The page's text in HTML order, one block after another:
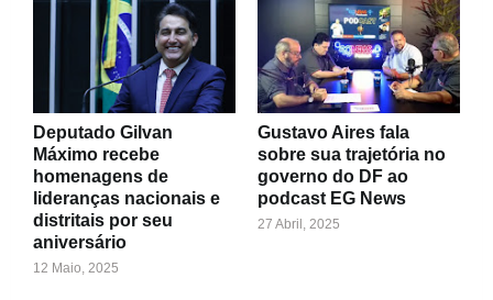
Deputado Gilvan
Máximo recebe
homenagens de
lideranças nacionais e
distritais por seu
aniversário
12 Maio, 2025
Gustavo Aires fala
sobre sua trajetória no
governo do DF ao
podcast EG News
27 Abril, 2025